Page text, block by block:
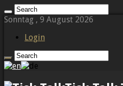
Sonntag , 9 August 2026
Login